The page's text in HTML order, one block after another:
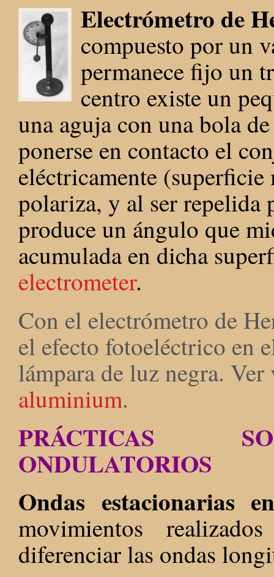
Electrómetro de
compuesto por un
permanece fijo un
centro existe un
una aguja con una bola
ponerse en contacto el
eléctricamente
polariza, y al ser repelida
produce un ángulo que
acumulada en dicha
electrometer.
Con el electrómetro de
el efecto fotoeléctrico en
lámpara de luz negra.
aluminium.
PRÁCTICAS
ONDULATORIOS
Ondas estacionarias
movimientos
diferenciar las ondas